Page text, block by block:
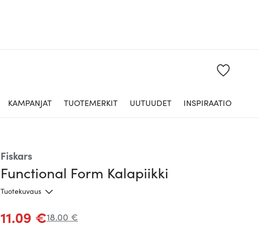
KAMPANJAT TUOTEMERKIT UUTUUDET INSPIRAATIO
Fiskars
Functional Form Kalapiikki
Tuotekuvaus
11.09 €18.00 €